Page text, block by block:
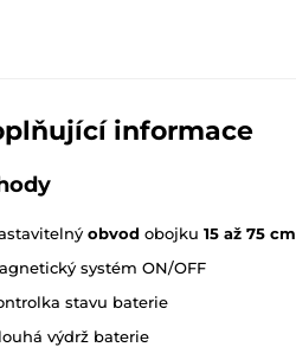
informace
obvod obojku 15 až 75 cm
systém ON/OFF
stavu baterie
výdrž baterie